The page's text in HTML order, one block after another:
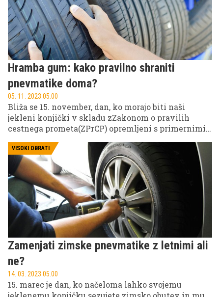
Hramba gum: kako pravilno shraniti
pnevmatike doma?
05. 11. 2023 05.00
Bliža se 15. november, dan, ko morajo biti naši
jekleni konjički v skladu zZakonom o pravilih
cestnega prometa(ZPrCP) opremljeni s primernimi
pnevmatikami. 29. člen veleva, da ''morajo biti
motorna in priklopna vozila med 15. novembrom in
15. marcem naslednjega leta opremljena s
predpisano zimsko opremo ter primerno urejena.
Zimske razmere nastopijo, ko se ob sneženju sneg
oprijema vozišča ali je vozišče zasneženo,
zaledenelo ali poledenelo.''
VISOKI OBRATI
Zamenjati zimske pnevmatike z letnimi ali
ne?
14. 03. 2023 05.00
15. marec je dan, ko načeloma lahko svojemu